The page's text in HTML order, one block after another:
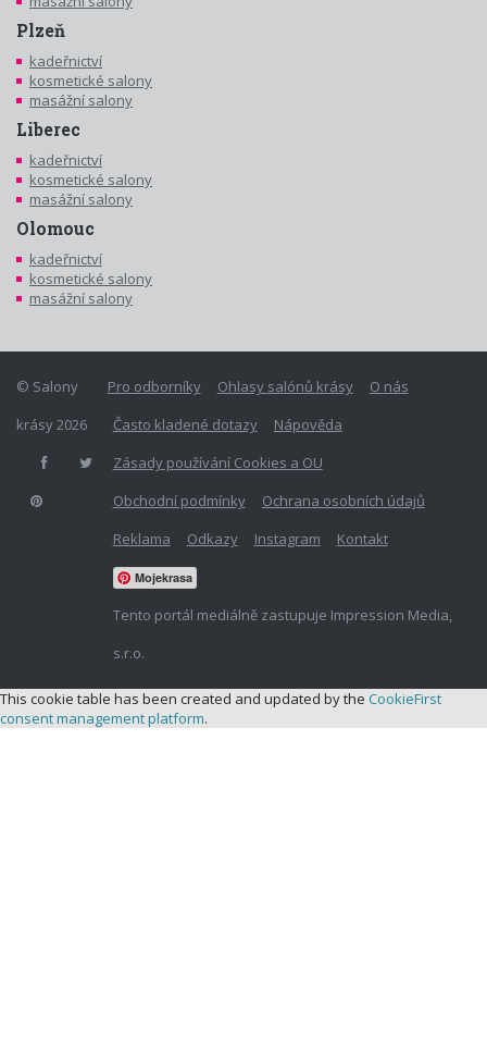
Plzeň
kadeřnictví
kosmetické salony
masážní salony
Liberec
kadeřnictví
kosmetické salony
masážní salony
Olomouc
kadeřnictví
kosmetické salony
masážní salony
Pro odborníky Ohlasy salónů krásy
O nás
Často kladené dotazy
Nápověda
Zásady používání Cookies a OU
Obchodní podmínky
Ochrana osobních údajů
Reklama
Odkazy Instagram Kontakt
Mojekrasa
Tento portál mediálně zastupuje Impression Media,
s.r.o.
© Salony
krásy 2026
This cookie table has been created and updated by the CookieFirst
consent management platform.